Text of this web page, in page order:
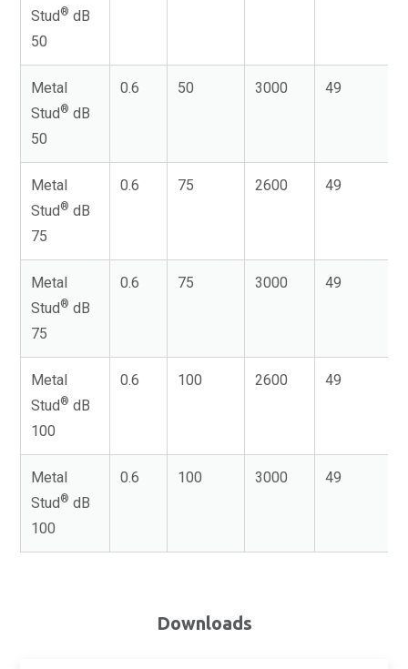
Stud® dB
50
Metal
Stud® dB
50
0.6 50 3000 49
Metal
Stud® dB
75
0.6 75 2600 49
Metal
Stud® dB
75
0.6 75 3000 49
Metal
Stud® dB
100
0.6 100 2600 49
Metal
Stud® dB
100
0.6 100 3000 49
Downloads